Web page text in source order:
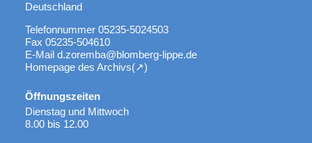
Deutschland
Telefonnummer 05235-5024503
Fax 05235-504610
E-Mail d.zoremba@blomberg-lippe.de
Homepage des Archivs
Öffnungszeiten
Dienstag und Mittwoch
8.00 bis 12.00